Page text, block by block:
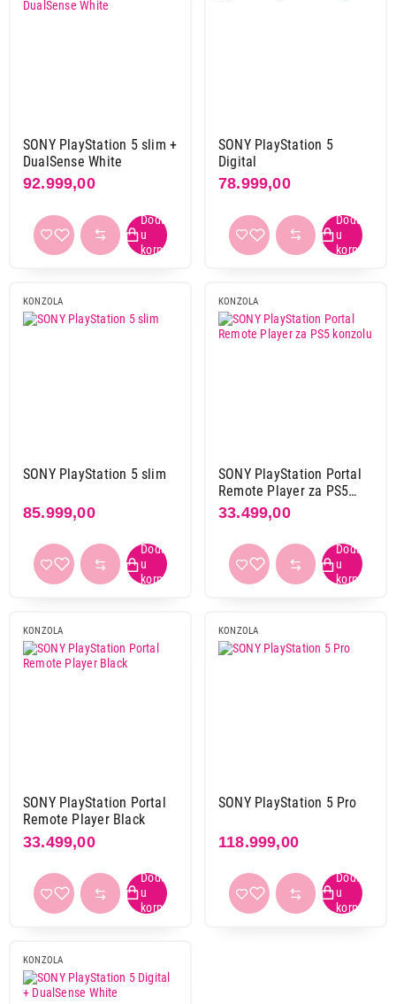
SONY PlayStation 5 slim +
DualSense White
92.999,00
SONY PlayStation 5
Digital
78.999,00
KONZOLA
SONY PlayStation 5 slim
85.999,00
KONZOLA
SONY PlayStation Portal
Remote Player za PS5
konzolu
33.499,00
KONZOLA
SONY PlayStation Portal
Remote Player Black
33.499,00
KONZOLA
SONY PlayStation 5 Pro
118.999,00
KONZOLA
92.999,00
KONZOLE